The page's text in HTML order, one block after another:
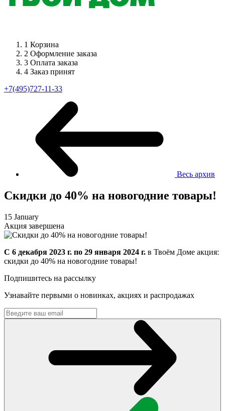
1 Корзина
2 Оформление заказа
3 Оплата заказа
4 Заказ принят
+7(495)727-11-33
Весь архив
Скидки до 40% на новогодние товары!
15 January
Акция завершена
C 6 декабря 2023 г. по 29 января 2024 г. в Твоём Доме акция:
скидки до 40% на новогодние товары!
Подпишитесь на рассылку
Узнавайте первыми о новинках, акциях и распродажах